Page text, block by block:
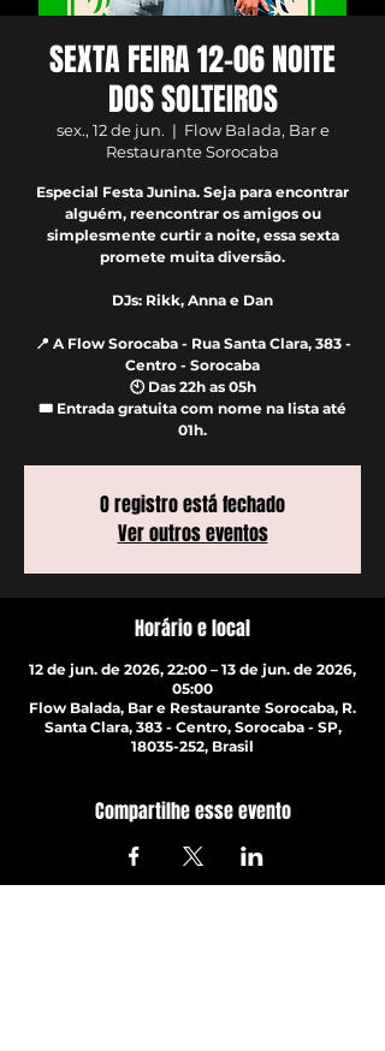
SEXTA FEIRA 12-06 NOITE
DOS SOLTEIROS
sex., 12 de jun.
  |
Flow Balada, Bar e
Restaurante Sorocaba
Especial Festa Junina. Seja para encontrar
alguém, reencontrar os amigos ou
simplesmente curtir a noite, essa sexta
promete muita diversão.
DJs: Rikk, Anna e Dan
📍 A Flow Sorocaba - Rua Santa Clara, 383 -
Centro - Sorocaba
🕙 Das 22h as 05h
🎟️ Entrada gratuita com nome na lista até
01h.
O registro está fechado
Ver outros eventos
Horário e local
12 de jun. de 2026, 22:00 – 13 de jun. de 2026,
05:00
Flow Balada, Bar e Restaurante Sorocaba, R.
Santa Clara, 383 - Centro, Sorocaba - SP,
18035-252, Brasil
Compartilhe esse evento